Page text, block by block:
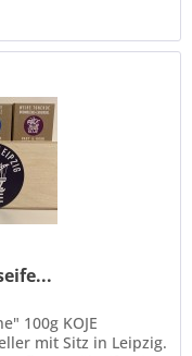
100g KOJE
mit Sitz in Leipzig.